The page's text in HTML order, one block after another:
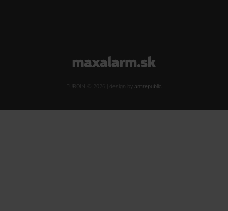
www.maxalarm.sk
EUROIN © 2026 | design by antrepublic